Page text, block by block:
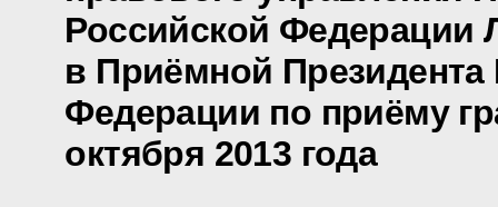
Российской Федерации
в Приёмной Президента
Федерации по приёму
октября 2013 года